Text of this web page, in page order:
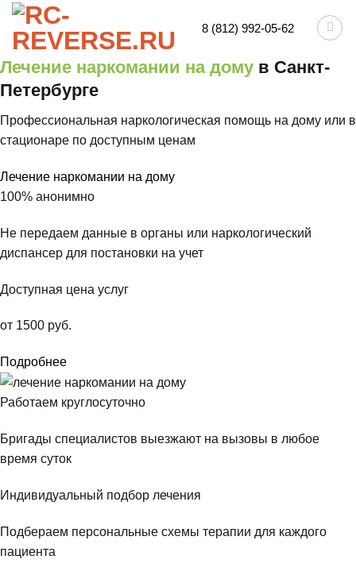
Skip
content
8 (812) 992-05-62
Лечение наркомании на дому в Санкт-
Петербурге
Профессиональная наркологическая помощь на дому или в
стационаре по доступным ценам
Лечение наркомании на дому
100% анонимно
Не передаем данные в органы или наркологический
диспансер для постановки на учет
Доступная цена услуг
от 1500 руб.
Подробнее
Работаем круглосуточно
Бригады специалистов выезжают на вызовы в любое
время суток
Индивидуальный подбор лечения
Подбераем персональные схемы терапии для каждого
пациента